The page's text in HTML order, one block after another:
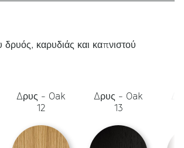
δρυός, καρυδιάς και καπνιστού
Δρυς - Oak
12
Δρυς - Oak
13